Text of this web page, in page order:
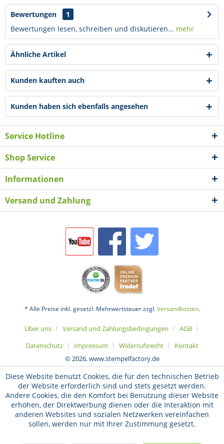
Bewertungen
1
Bewertungen lesen, schreiben und diskutieren... mehr
Ähnliche Artikel
Kunden kauften auch
Kunden haben sich ebenfalls angesehen
Service Hotline
Shop Service
Informationen
Versand und Zahlung
* Alle Preise inkl. gesetzl. Mehrwertsteuer zzgl.Versandkosten.
Über uns Versand und Zahlungsbedingungen
AGB
Datenschutz
Impressum Widerrufsrecht
Kontakt
© 2026, www.stempelfactory.de
Diese Website benutzt Cookies, die für den technischen Betrieb
der Website erforderlich sind und stets gesetzt werden.
Andere Cookies, die den Komfort bei Benutzung dieser Website
erhöhen, der Direktwerbung dienen oder die Interaktion mit
anderen Websites und sozialen Netzwerken vereinfachen
sollen, werden nur mit Ihrer Zustimmung gesetzt.